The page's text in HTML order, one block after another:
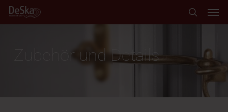
Skip
search
Zubehör und Details